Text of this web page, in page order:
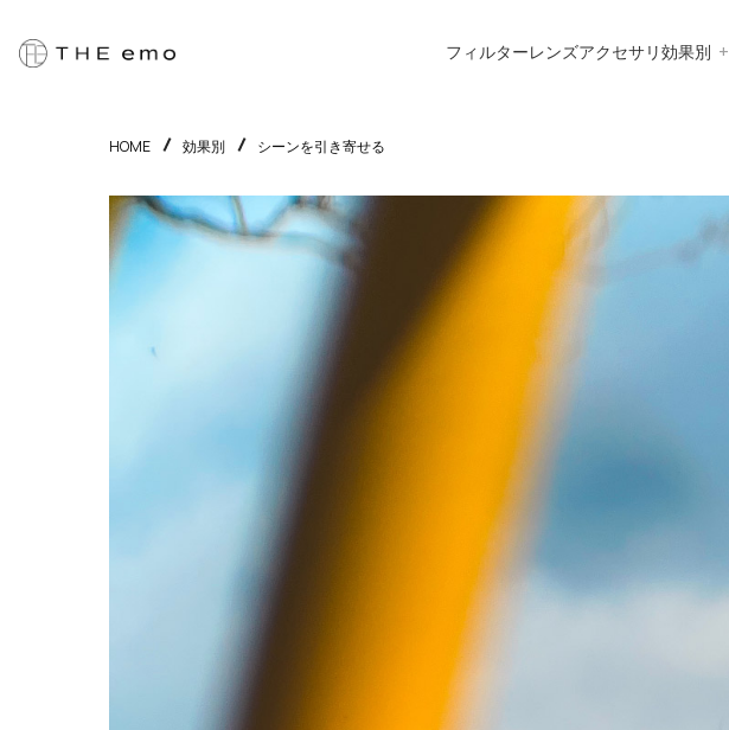
フィルターレンズアクセサリ効果別
HOME 効果別 シーンを引き寄せる